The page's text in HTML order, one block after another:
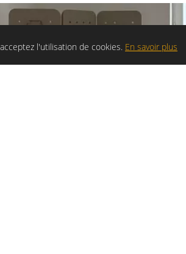
l'utilisation de cookies. En savoir plus